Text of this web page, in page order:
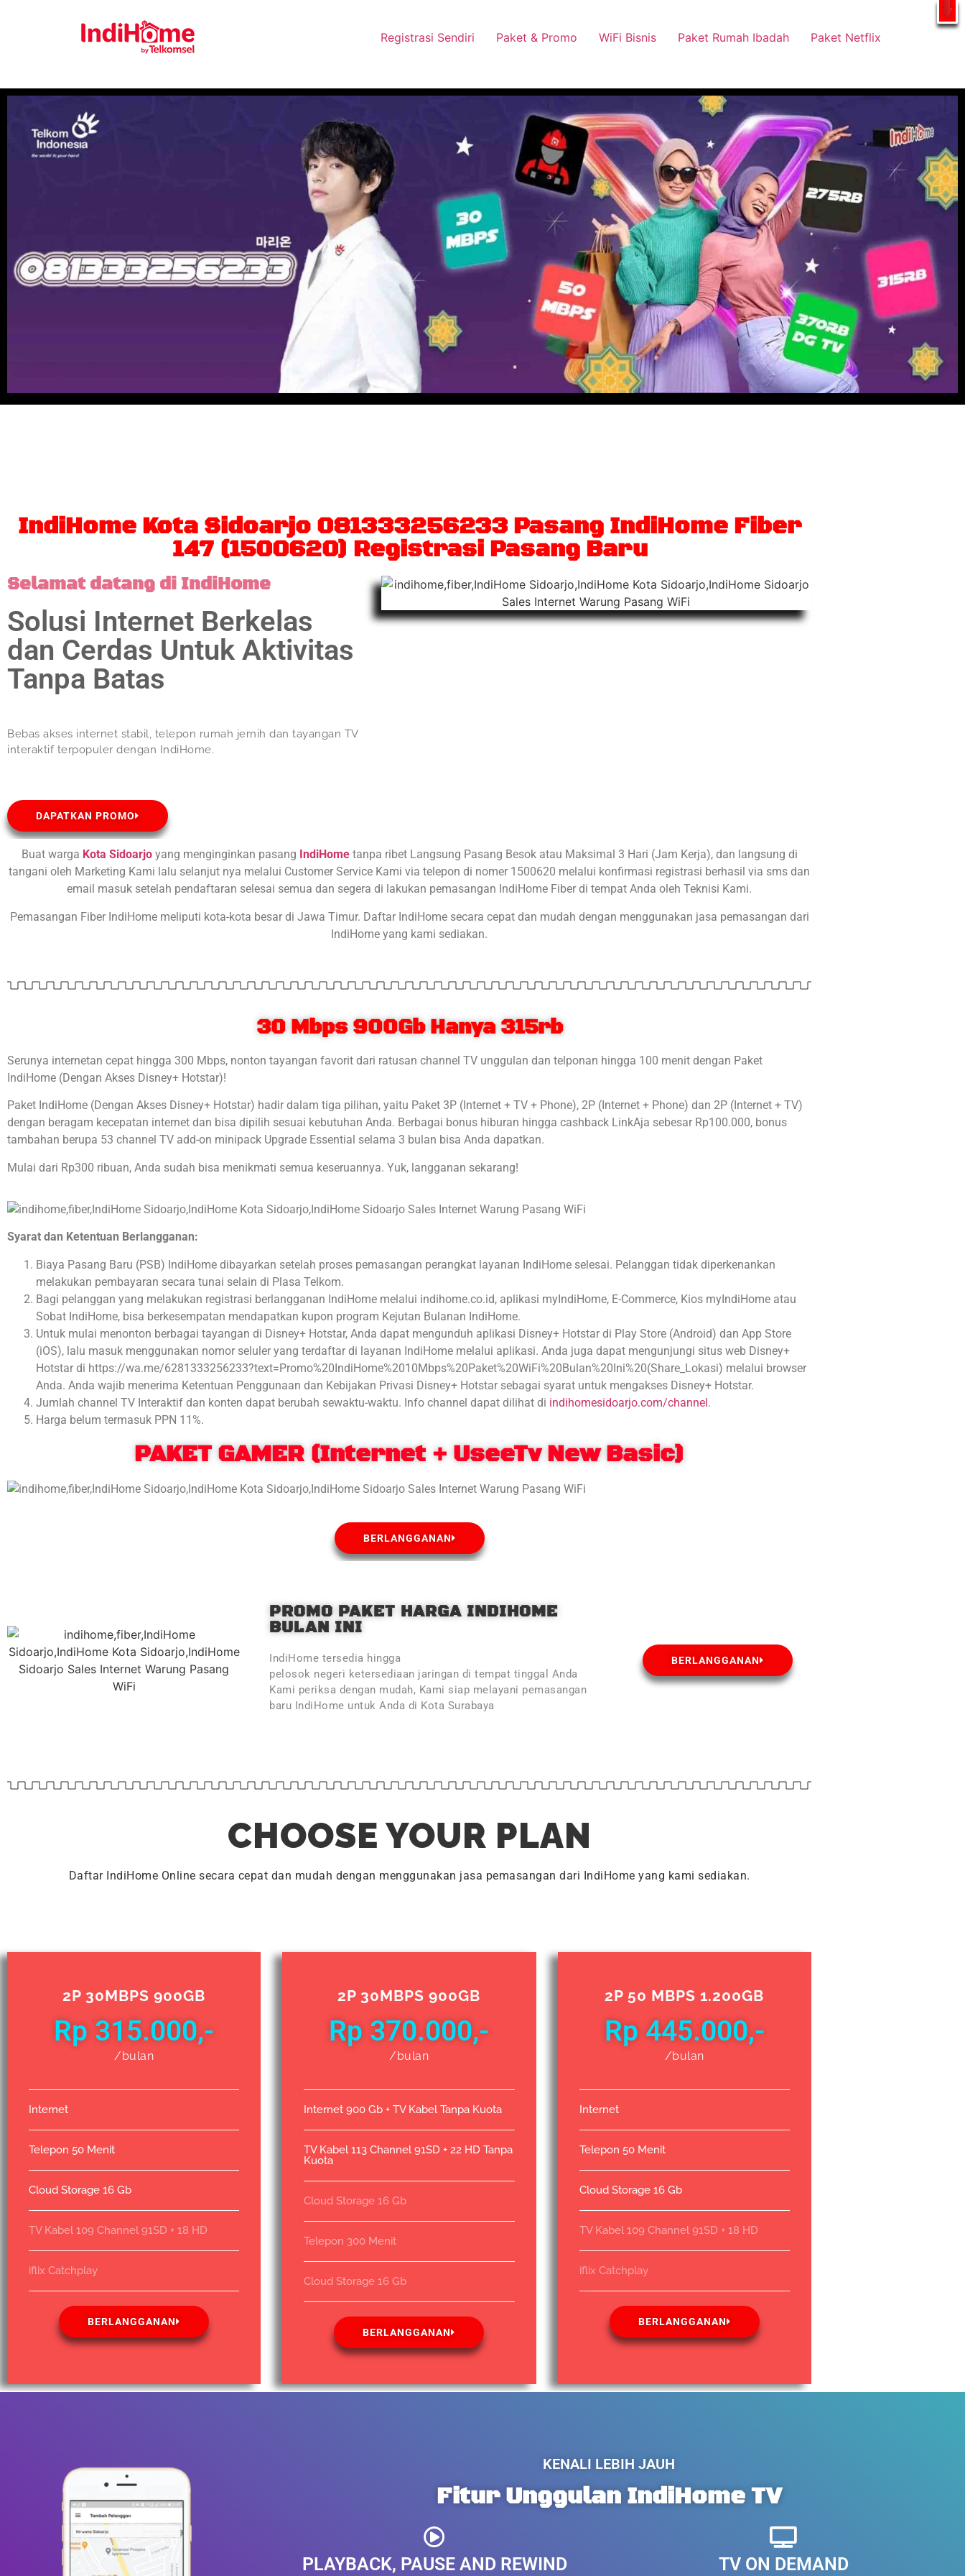
Registrasi Sendiri Paket & Promo WiFi Bisnis Paket Rumah Ibadah Paket Netflix
IndiHome Kota Sidoarjo 081333256233 Pasang IndiHome Fiber
147 (1500620) Registrasi Pasang Baru
Selamat datang di IndiHome
Solusi Internet Berkelas
dan Cerdas Untuk Aktivitas
Tanpa Batas
Bebas akses internet stabil, telepon rumah jernih dan tayangan TV
interaktif terpopuler dengan IndiHome.
DAPATKAN PROMO
Buat warga Kota Sidoarjo yang menginginkan pasang IndiHometanpa ribet Langsung Pasang Besok atau Maksimal 3 Hari (Jam Kerja), dan langsung di
tangani oleh Marketing Kami lalu selanjut nya melalui Customer Service Kami via telepon di nomer 1500620 melalui konfirmasi registrasi berhasil via sms dan
email masuk setelah pendaftaran selesai semua dan segera di lakukan pemasangan IndiHome Fiber di tempat Anda oleh Teknisi Kami.
Pemasangan Fiber IndiHome meliputi kota-kota besar di Jawa Timur. Daftar IndiHome secara cepat dan mudah dengan menggunakan jasa pemasangan dari
IndiHome yang kami sediakan.
30 Mbps 900Gb Hanya 315rb
Serunya internetan cepat hingga 300 Mbps, nonton tayangan favorit dari ratusan channel TV unggulan dan telponan hingga 100 menit dengan Paket
IndiHome (Dengan Akses Disney+ Hotstar)!
Paket IndiHome (Dengan Akses Disney+ Hotstar) hadir dalam tiga pilihan, yaitu Paket 3P (Internet + TV + Phone), 2P (Internet + Phone) dan 2P (Internet + TV)
dengan beragam kecepatan internet dan bisa dipilih sesuai kebutuhan Anda. Berbagai bonus hiburan hingga cashback LinkAja sebesar Rp100.000, bonus
tambahan berupa 53 channel TV add-on minipack Upgrade Essential selama 3 bulan bisa Anda dapatkan.
Mulai dari Rp300 ribuan, Anda sudah bisa menikmati semua keseruannya. Yuk, langganan sekarang!
Syarat dan Ketentuan Berlangganan:
Biaya Pasang Baru (PSB) IndiHome dibayarkan setelah proses pemasangan perangkat layanan IndiHome selesai. Pelanggan tidak diperkenankan
melakukan pembayaran secara tunai selain di Plasa Telkom.
Bagi pelanggan yang melakukan registrasi berlangganan IndiHome melalui indihome.co.id, aplikasi myIndiHome, E-Commerce, Kios myIndiHome atau
Sobat IndiHome, bisa berkesempatan mendapatkan kupon program Kejutan Bulanan IndiHome.
Untuk mulai menonton berbagai tayangan di Disney+ Hotstar, Anda dapat mengunduh aplikasi Disney+ Hotstar di Play Store (Android) dan App Store
(iOS), lalu masuk menggunakan nomor seluler yang terdaftar di layanan IndiHome melalui aplikasi. Anda juga dapat mengunjungi situs web Disney+
Hotstar di https://wa.me/6281333256233?text=Promo%20IndiHome%2010Mbps%20Paket%20WiFi%20Bulan%20Ini%20(Share_Lokasi) melalui browser
Anda. Anda wajib menerima Ketentuan Penggunaan dan Kebijakan Privasi Disney+ Hotstar sebagai syarat untuk mengakses Disney+ Hotstar.
Jumlah channel TV Interaktif dan konten dapat berubah sewaktu-waktu. Info channel dapat dilihat di indihomesidoarjo.com/channel.
Harga belum termasuk PPN 11%.
PAKET GAMER (Internet + UseeTv New Basic)
BERLANGGANAN
PROMO PAKET HARGA INDIHOME
BULAN INI
IndiHome tersedia hingga
pelosok negeri ketersediaan jaringan di tempat tinggal Anda
Kami periksa dengan mudah, Kami siap melayani pemasangan
baru IndiHome untuk Anda di Kota Surabaya
BERLANGGANAN
CHOOSE YOUR PLAN
Daftar IndiHome Online secara cepat dan mudah dengan menggunakan jasa pemasangan dari IndiHome yang kami sediakan.
2P 30MBPS 900GB
Rp 315.000,-
/bulan
Internet
Telepon 50 Menit
Cloud Storage 16 Gb
TV Kabel 109 Channel 91SD + 18 HD
iflix Catchplay
BERLANGGANAN
2P 30MBPS 900GB
Rp 370.000,-
/bulan
Internet 900 Gb + TV Kabel Tanpa Kuota
TV Kabel 113 Channel 91SD + 22 HD Tanpa
Kuota
Cloud Storage 16 Gb
Telepon 300 Menit
Cloud Storage 16 Gb
BERLANGGANAN
2P 50 MBPS 1.200GB
Rp 445.000,-
/bulan
Internet
Telepon 50 Menit
Cloud Storage 16 Gb
TV Kabel 109 Channel 91SD + 18 HD
iflix Catchplay
BERLANGGANAN
KENALI LEBIH JAUH
Fitur Unggulan IndiHome TV
PLAYBACK, PAUSE AND REWIND TV ON DEMAND